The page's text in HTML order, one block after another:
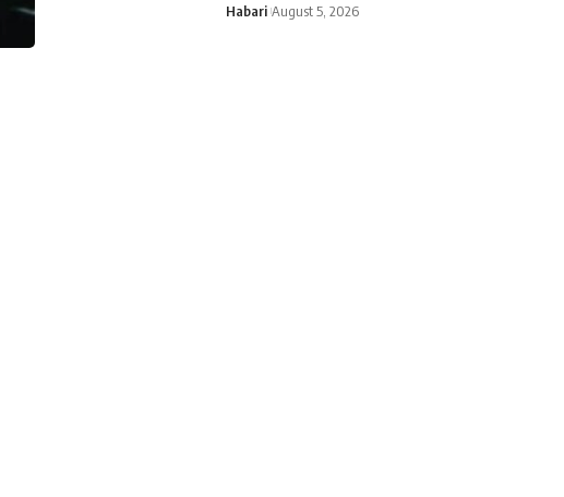
Habari August 5, 2026